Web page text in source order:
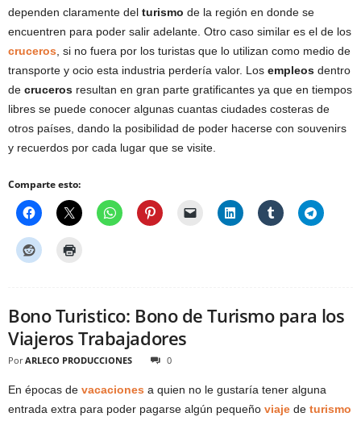
dependen claramente del turismo de la región en donde se
encuentren para poder salir adelante. Otro caso similar es el de los
cruceros, si no fuera por los turistas que lo utilizan como medio de
transporte y ocio esta industria perdería valor. Los empleos dentro
de cruceros resultan en gran parte gratificantes ya que en tiempos
libres se puede conocer algunas cuantas ciudades costeras de
otros países, dando la posibilidad de poder hacerse con souvenirs
y recuerdos por cada lugar que se visite.
Comparte esto:
Bono Turistico: Bono de Turismo para los
Viajeros Trabajadores
Por ARLECO PRODUCCIONES 0
En épocas de vacaciones a quien no le gustaría tener alguna
entrada extra para poder pagarse algún pequeño viaje de turismo